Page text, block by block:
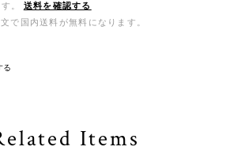
。
送料を確認する
で国内送料が無料になります。
る
Items